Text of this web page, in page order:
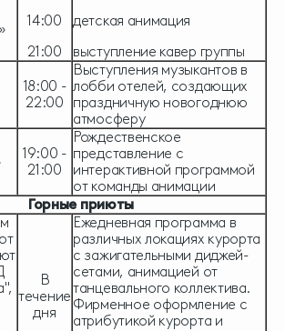
14:00
21:00
детская анимация
выступление кавер группы
18:00 -
22:00
Выступления музыкантов в
лобби отелей, создающих
праздничную новогоднюю
атмосферу
19:00 -
21:00
Рождественское
представление с
интерактивной программой
от команды анимации
Горные приюты
В
течение
дня
Ежедневная программа в
различных локациях курорта
с зажигательными диджей-
сетами, анимацией от
танцевального коллектива.
Фирменное оформление с
атрибутикой курорта и